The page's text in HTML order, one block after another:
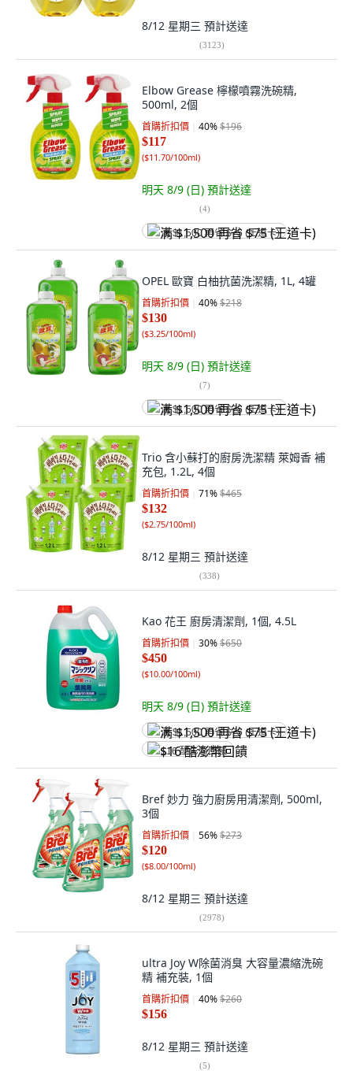
8/12 星期三 預計送達
(3123)
Elbow Grease 檸檬噴霧洗碗精,
500ml, 2個
首購折扣價 40%$196
$117
($11.70/100ml)
明天 8/9 (日) 預計送達
(4)
满 $1,500 再省 $75 (王道卡)
OPEL 歐寶 白柚抗菌洗潔精, 1L, 4罐
首購折扣價 40%$218
$130
($3.25/100ml)
明天 8/9 (日) 預計送達
(7)
满 $1,500 再省 $75 (王道卡)
Trio 含小蘇打的廚房洗潔精 萊姆香 補
充包, 1.2L, 4個
首購折扣價 71%$465
$132
($2.75/100ml)
8/12 星期三 預計送達
(338)
Kao 花王 廚房清潔劑, 1個, 4.5L
首購折扣價 30%$650
$450
($10.00/100ml)
明天 8/9 (日) 預計送達
满 $1,500 再省 $75 (王道卡)
$16 酷澎幣回饋
Bref 妙力 強力廚房用清潔劑, 500ml,
3個
首購折扣價 56%$273
$120
($8.00/100ml)
8/12 星期三 預計送達
(2978)
ultra Joy W除菌消臭 大容量濃縮洗碗
精 補充裝, 1個
首購折扣價 40%$260
$156
8/12 星期三 預計送達
(5)